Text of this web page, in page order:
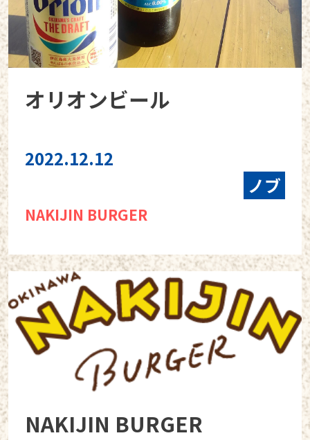
オリオンビール
2022.12.12
ノブ
NAKIJIN BURGER
NAKIJIN BURGER